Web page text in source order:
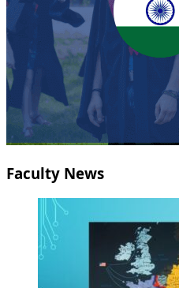
Faculty News